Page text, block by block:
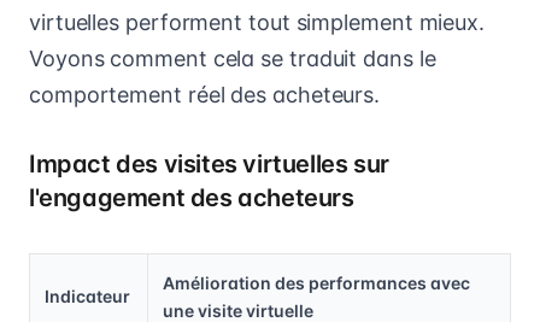
virtuelles performent tout simplement mieux.
Voyons comment cela se traduit dans le
comportement réel des acheteurs.
Impact des visites virtuelles sur
l'engagement des acheteurs
Indicateur
Amélioration des performances avec
une visite virtuelle